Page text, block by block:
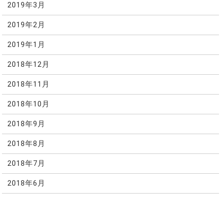
2019年3月
2019年2月
2019年1月
2018年12月
2018年11月
2018年10月
2018年9月
2018年8月
2018年7月
2018年6月